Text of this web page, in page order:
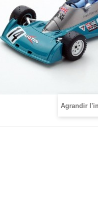
Agrandir